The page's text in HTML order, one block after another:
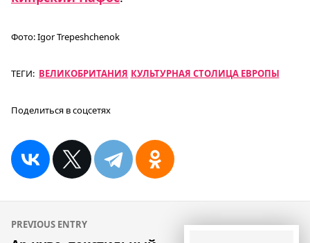
Фото:Igor Trepeshchenok
ТЕГИ: ВЕЛИКОБРИТАНИЯ КУЛЬТУРНАЯ СТОЛИЦА ЕВРОПЫ
Поделиться в соцсетях
Навигация
PREVIOUS ENTRY